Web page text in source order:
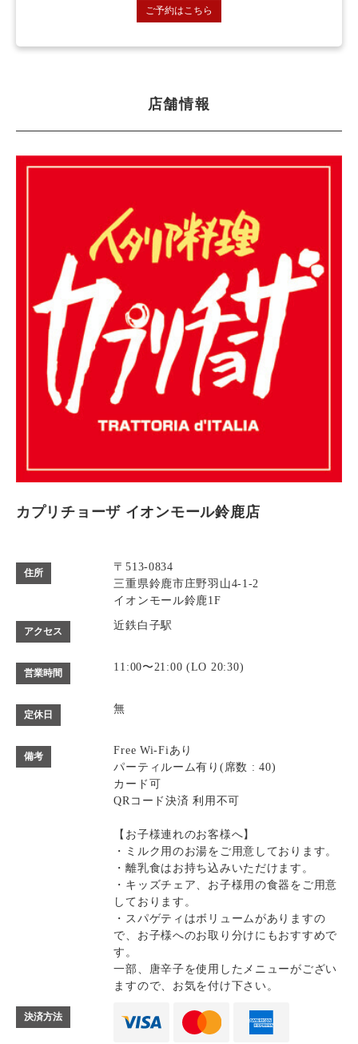
ご予約はこちら
店舗情報
カプリチョーザ イオンモール鈴鹿店
住所
〒513-0834
三重県鈴鹿市庄野羽山4-1-2
イオンモール鈴鹿1F
アクセス 近鉄白子駅
営業時間 11:00〜21:00 (LO 20:30)
定休日 無
備考
Free Wi-Fiあり
パーティルーム有り(席数 : 40)
カード可
QRコード決済 利用不可
【お子様連れのお客様へ】
・ミルク用のお湯をご用意しております。
・離乳食はお持ち込みいただけます。
・キッズチェア、お子様用の食器をご用意
しております。
・スパゲティはボリュームがありますの
で、お子様へのお取り分けにもおすすめで
す。
一部、唐辛子を使用したメニューがござい
ますので、お気を付け下さい。
決済方法